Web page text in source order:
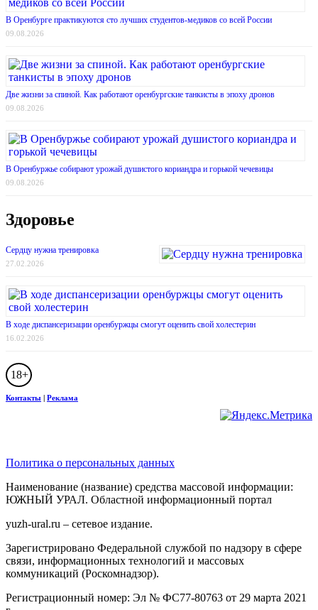
В Оренбурге практикуются сто лучших студентов-медиков со всей России
09.08.2026
Две жизни за спиной. Как работают оренбургские танкисты в эпоху дронов
09.08.2026
В Оренбуржье собирают урожай душистого кориандра и горькой чечевицы
09.08.2026
Здоровье
Сердцу нужна тренировка
27.02.2026
В ходе диспансеризации оренбуржцы смогут оценить свой холестерин
16.02.2026
18+
Контакты | Реклама
Политика о персональных данных
Наименование (название) средства массовой информации:
ЮЖНЫЙ УРАЛ. Областной информационный портал
yuzh-ural.ru – сетевое издание.
Зарегистрировано Федеральной службой по надзору в сфере
связи, информационных технологий и массовых
коммуникаций (Роскомнадзор).
Регистрационный номер: Эл № ФС77-80763 от 29 марта 2021